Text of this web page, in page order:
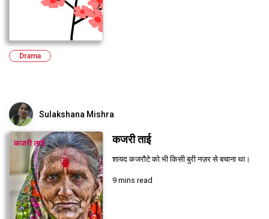
Drama
Sulakshana Mishra
कजरी ताई
शायद कजरौटे को भी किसी बुरी नज़र से बचाना था।
9 mins read